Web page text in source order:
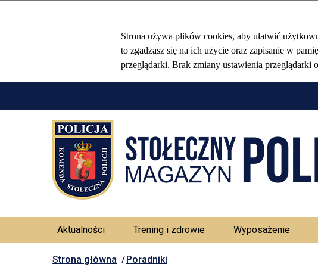
Aktualności Trening i zdrowie Wyposażenie
Strona główna Poradniki